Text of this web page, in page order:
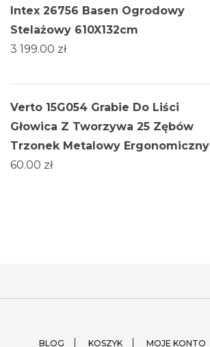
Intex 26756 Basen Ogrodowy
Stelażowy 610X132cm
3 199.00 zł
Verto 15G054 Grabie Do Liści
Głowica Z Tworzywa 25 Zębów
Trzonek Metalowy Ergonomiczny
60.00 zł
BLOG KOSZYK MOJE KONTO